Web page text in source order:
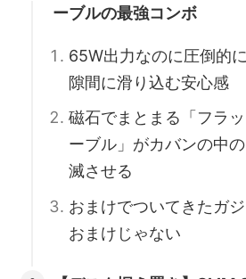
ーブルの最強コンボ
65W出力なのに圧倒的
隙間に滑り込む安心感
磁石でまとまる「フラ
ーブル」がカバンの中
滅させる
おまけでついてきたガ
おまけじゃない